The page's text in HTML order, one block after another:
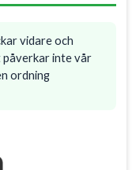
vidare och
påverkar inte vår
ordning